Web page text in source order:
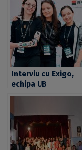
Interviu cu Exigo,
echipa UB
câștigătoare a
„Start-up of the
Year” –
InnovationLabs